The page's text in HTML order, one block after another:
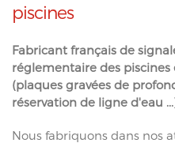
piscines
Fabricant français de
réglementaire des piscines
(plaques gravées de
réservation de ligne d'eau
Nous fabriquons dans nos